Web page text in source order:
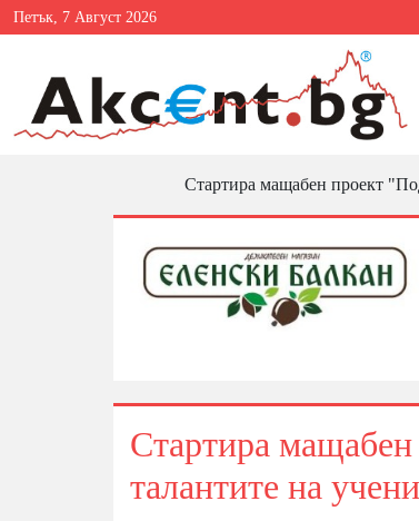
Петък, 7 Август 2026
Стартира мащабен проект
Стартира мащабен
талантите на